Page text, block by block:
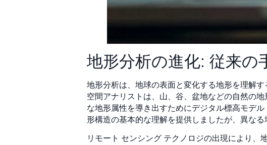
地形分析の進化: 従来の
地形分析は、地球の表面と変化する地形を理解
空間アナリストは、山、谷、盆地などの自然の
な地形属性を導き出すためにデジタル標高モデ
形構造の基本的な理解を提供しましたが、異な
リモート センシング テクノロジの出現により